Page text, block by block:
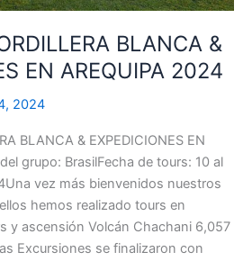
BLANCA &
EN AREQUIPA 2024
2024
BLANCA & EXPEDICIONES EN
grupo: BrasilFecha de tours: 10 al
vez más bienvenidos nuestros
hemos realizado tours en
y ascensión Volcán Chachani 6,057
Excursiones se finalizaron con